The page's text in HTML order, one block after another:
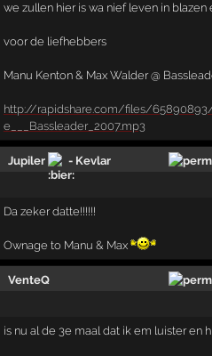
we zullen hier is wa nief leven in blazen
voor de liefhebbers
Manu Kenton & Max Walder @
http://rapidshare.com/files/
e___Bassleader_2007.mp3
Jupiler
- Kevlar
Da zeker datte!!!!!!
Ownage to Manu & Max
VenteQ
is nu al de 3e maal dat ik em luister en